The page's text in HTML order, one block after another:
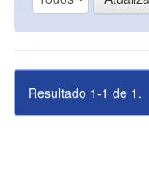
Resultado 1-1 de 1.